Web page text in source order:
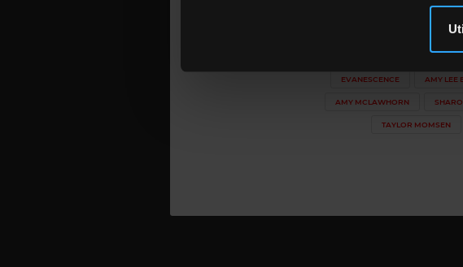
traficul. De asemenea, le oferim partenerilor
care folosiți site-ul nostru. Aceștia le pot
RockFM
EVANESCENCE AMY LEE
AMY MCLAWHORN
TAYLOR MOMSEN